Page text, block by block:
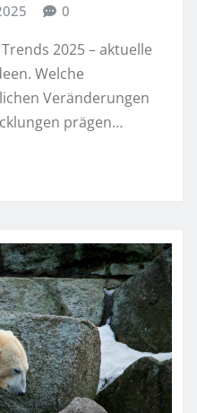
0
2025 – aktuelle
Welche
Veränderungen
prägen…